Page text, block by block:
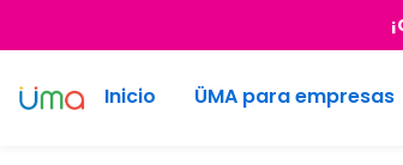
Inicio ÜMA para empresas